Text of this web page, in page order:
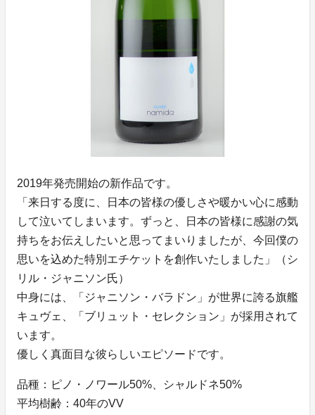
2019年発売開始の新作品です。
「来日する度に、日本の皆様の優しさや暖かい心に感動
して泣いてしまいます。ずっと、日本の皆様に感謝の気
持ちをお伝えしたいと思ってまいりましたが、今回僕の
思いを込めた特別エチケットを創作いたしました」（シ
リル・ジャニソン氏）
中身には、「ジャニソン・バラドン」が世界に誇る旗艦
キュヴェ、「ブリュット・セレクション」が採用されて
います。
優しく真面目な彼らしいエピソードです。
品種：ピノ・ノワール50%、シャルドネ50%
平均樹齢：40年のVV